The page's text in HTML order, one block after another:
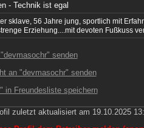
- Technik ist egal
sklave, 56 Jahre jung, sportlich mit
Erziehung....mit devoten Fußkuss
senden
an "devmasochr" senden
in Freundesliste speichern
zuletzt aktualisiert am 19.10.2025